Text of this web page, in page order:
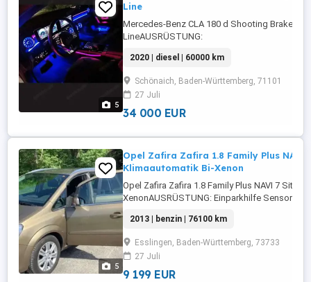
5
Line
Mercedes-Benz CLA 180 d Shooting Brake 7G-
LineAUSRÜSTUNG:
Fensterheber,LED-
...
2020 | diesel | 60000 km
Schönaich, Baden-Württemberg, 71101
27 Juli
34 000 EUR
5
Opel Zafira Zafira 1.8 Family Plus NAVI
Klimaautomatik Bi-Xenon
Opel Zafira Zafira 1.8 Family Plus NAVI 7 Sitzer
XenonAUSRÜSTUNG: Einparkhilfe Sensoren
...
2013 | benzin | 76100 km
Esslingen, Baden-Württemberg, 73733
27 Juli
9 199 EUR